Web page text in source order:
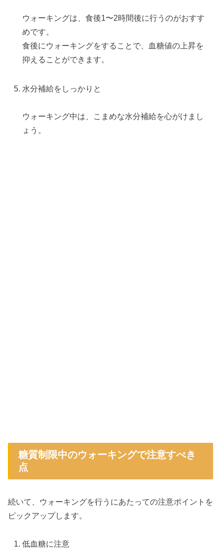
ウォーキングは、食後1〜2時間後に行うのがおすす
めです。
食後にウォーキングをすることで、血糖値の上昇を
抑えることができます。
水分補給をしっかりと
ウォーキング中は、こまめな水分補給を心がけまし
ょう。
糖質制限中のウォーキングで注意すべき
点
続いて、ウォーキングを行うにあたっての注意ポイントを
ピックアップします。
低血糖に注意